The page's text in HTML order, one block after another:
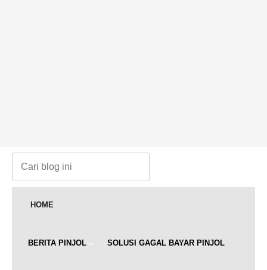
HOME
BERITA PINJOL SOLUSI GAGAL BAYAR PINJOL